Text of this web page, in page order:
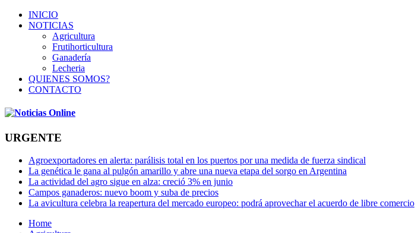
INICIO
NOTICIAS
Agricultura
Frutihorticultura
Ganadería
Lecheria
QUIENES SOMOS?
CONTACTO
URGENTE
Agroexportadores en alerta: parálisis total en los puertos por una medida de fuerza sindical
La genética le gana al pulgón amarillo y abre una nueva etapa del sorgo en Argentina
La actividad del agro sigue en alza: creció 3% en junio
Campos ganaderos: nuevo boom y suba de precios
La avicultura celebra la reapertura del mercado europeo: podrá aprovechar el acuerdo de libre comercio
Home